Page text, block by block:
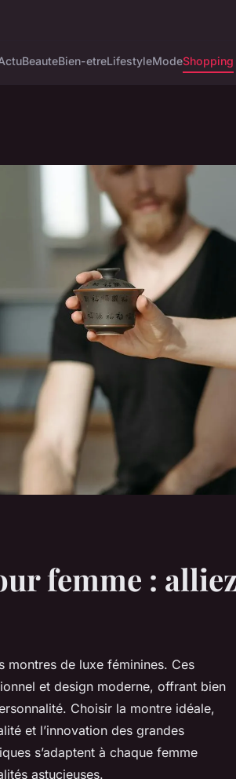
BeauteBien-etreLifestyleModeShopping
femme :
montres de luxe féminines. Ces
et design moderne, offrant bien
Choisir la montre idéale,
et l’innovation des grandes
s’adaptent à chaque femme
astucieuses.